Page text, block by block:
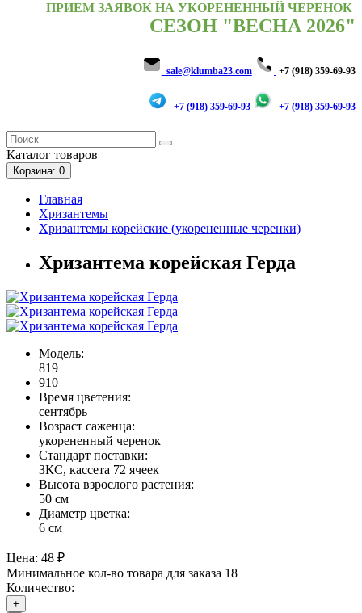
ПРИЕМ ЗАЯВОК НА УКОРЕНЕННЫЙ ЧЕРЕНОК
СЕЗОН "ВЕСНА 2026"
sale@klumba23.com +7 (918) 359-69-93
+7 (918) 359-69-93 +7 (918) 359-69-93
Каталог товаров
Корзина: 0
Главная
Хризантемы
Хризантемы корейские (укорененные черенки)
Хризантема корейская Герда
Модель:
819
910
Время цветения:
сентябрь
Возраст саженца:
укорененный черенок
Стандарт поставки:
ЗКС, кассета 72 ячеек
Высота взрослого растения:
50 см
Диаметр цветка:
6 см
Цена: 48 ₽
Минимальное кол-во товара для заказа 18
Количество:
+